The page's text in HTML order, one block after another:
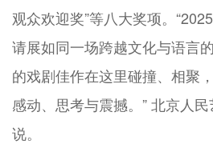
观众欢迎奖”等八大奖项。
请展如同一场跨越文化与语言
的戏剧佳作在这里碰撞、相聚
感动、思考与震撼。” 北京人
说。